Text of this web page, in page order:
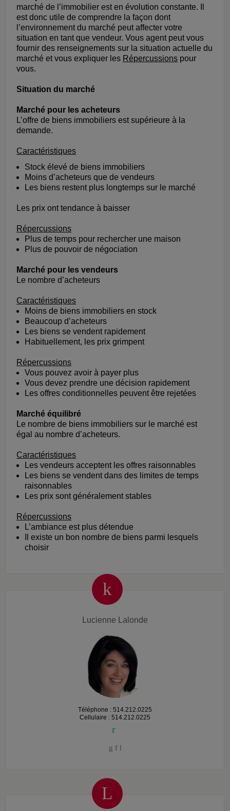
marché de l’immobilier est en évolution constante. Il
est donc utile de comprendre la façon dont
l’environnement du marché peut affecter votre
situation en tant que vendeur. Vous agent peut vous
fournir des renseignements sur la situation actuelle du
marché et vous expliquer les Répercussions pour
vous.
Situation du marché
Marché pour les acheteurs
L’offre de biens immobiliers est supérieure à la
demande.
Caractéristiques
Stock élevé de biens immobiliers
Moins d’acheteurs que de vendeurs
Les biens restent plus longtemps sur le marché
Les prix ont tendance à baisser
Répercussions
Plus de temps pour rechercher une maison
Plus de pouvoir de négociation
Marché pour les vendeurs
Le nombre d’acheteurs
Caractéristiques
Moins de biens immobiliers en stock
Beaucoup d’acheteurs
Les biens se vendent rapidement
Habituellement, les prix grimpent
Répercussions
Vous pouvez avoir à payer plus
Vous devez prendre une décision rapidement
Les offres conditionnelles peuvent être rejetées
Marché équilibré
Le nombre de biens immobiliers sur le marché est
égal au nombre d’acheteurs.
Caractéristiques
Les vendeurs acceptent les offres raisonnables
Les biens se vendent dans des limites de temps
raisonnables
Les prix sont généralement stables
Répercussions
L’ambiance est plus détendue
Il existe un bon nombre de biens parmi lesquels
choisir
Lucienne Lalonde
Téléphone : 514.212.0225
Cellulaire : 514.212.0225